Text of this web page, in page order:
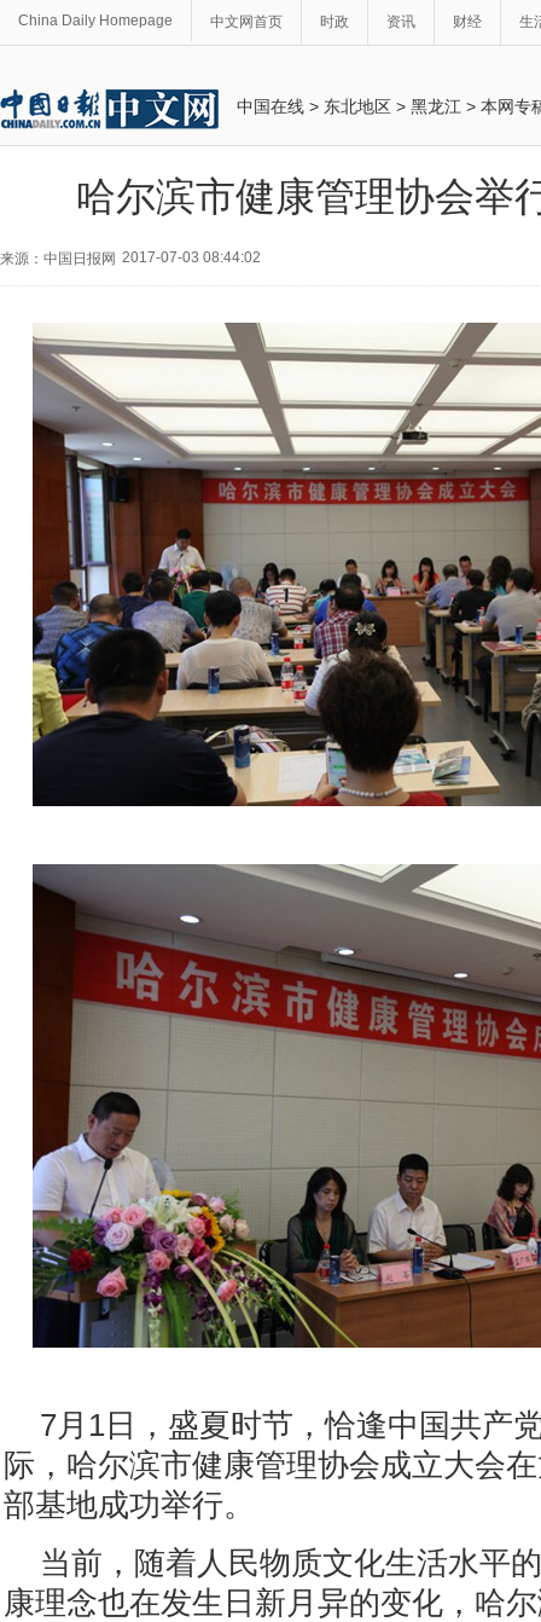
China Daily Homepage 中文网首页 时政 资讯 财经 生
中国在线 > 东北地区 > 黑龙江 > 本网专
哈尔滨市健康管理协会举
来源：中国日报网 2017-07-03 08:44:02
7月1日，盛夏时节，恰逢中国共产
际，哈尔滨市健康管理协会成立大会
部基地成功举行。
当前，随着人民物质文化生活水平
康理念也在发生日新月异的变化，哈